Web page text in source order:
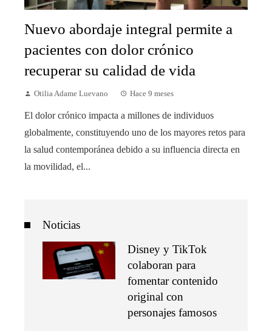
Nuevo abordaje integral permite a
pacientes con dolor crónico
recuperar su calidad de vida
Otilia Adame Luevano Hace 9 meses
El dolor crónico impacta a millones de individuos
globalmente, constituyendo uno de los mayores retos para
la salud contemporánea debido a su influencia directa en
la movilidad, el...
Noticias
Disney y TikTok
colaboran para
fomentar contenido
original con
personajes famosos